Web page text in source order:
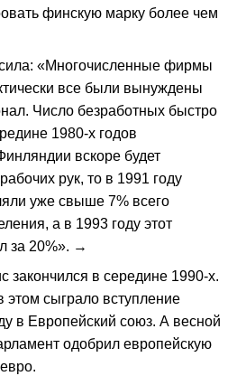
финскую марку более чем
«Многочисленные фирмы
все были вынуждены
Число безработных быстро
1980-х годов
вскоре будет
рук, то в 1991 году
уже свыше 7% всего
а в 1993 году этот
за 20%». →
закончился в середине 1990-х.
сыграло вступление
в Европейский союз. А весной
одобрил европейскую